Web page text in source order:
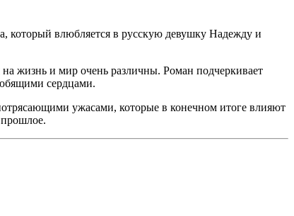
который влюбляется в русскую девушку Надежду и
жизнь и мир очень различны. Роман подчеркивает
сердцами.
ужасами, которые в конечном итоге влияют